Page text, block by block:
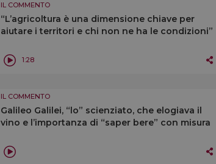
IL COMMENTO
“L’agricoltura è una dimensione chiave per
aiutare i territori e chi non ne ha le condizioni”
1:28
IL COMMENTO
Galileo Galilei, “lo” scienziato, che elogiava il
vino e l’importanza di “saper bere” con misura